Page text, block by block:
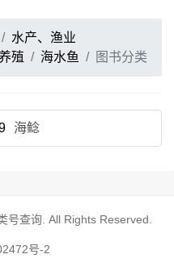
水产、渔业
殖 海水鱼 图书分类
海鲶
号查询 . All Rights Reserved.
号-2